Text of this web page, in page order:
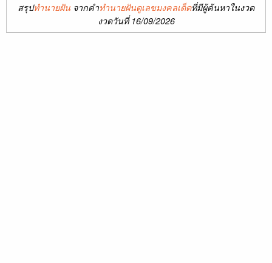
สรุปทำนายฝัน จากคำทำนายฝันดูเลขมงคลเด็ดที่มีผู้ค้นหาในงวด
งวดวันที่ 16/09/2026